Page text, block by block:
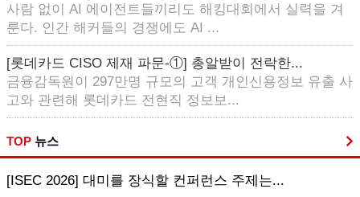
사람 없이 AI 에이전트들끼리도 해킹대회에서 실력을 겨
룬다. 인간 해커들의 경쟁에도 AI ...
[롯데카드 CISO 제재 파문-①] 총알받이 전락한...
금융감독원이 297만명 규모의 고객 개인신용정보 유출 사
고와 관련해 롯데카드 전현직 정보보...
TOP 뉴스
[ISEC 2026] 대미를 장식할 컨퍼런스 주제는...